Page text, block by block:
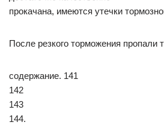
прокачана, имеются утечки
После резкого торможения пропали
содержание. 141
142
143
144.